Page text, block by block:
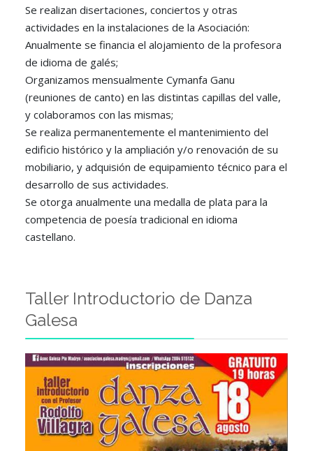
Se realizan disertaciones, conciertos y otras
actividades en la instalaciones de la Asociación:
Anualmente se financia el alojamiento de la profesora
de idioma de galés;
Organizamos mensualmente Cymanfa Ganu
(reuniones de canto) en las distintas capillas del valle,
y colaboramos con las mismas;
Se realiza permanentemente el mantenimiento del
edificio histórico y la ampliación y/o renovación de su
mobiliario, y adquisión de equipamiento técnico para el
desarrollo de sus actividades.
Se otorga anualmente una medalla de plata para la
competencia de poesía tradicional en idioma
castellano.
Taller Introductorio de Danza
Galesa